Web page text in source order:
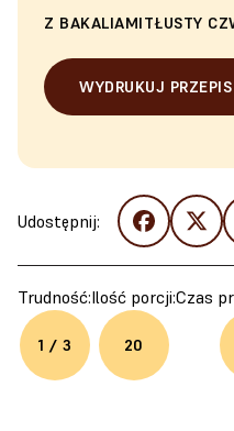
Z BAKALIAMITŁUSTY
WYDRUKUJ PRZEPIS
Udostępnij:
Trudność:
1 / 3
Ilość porcji:
20
Czas